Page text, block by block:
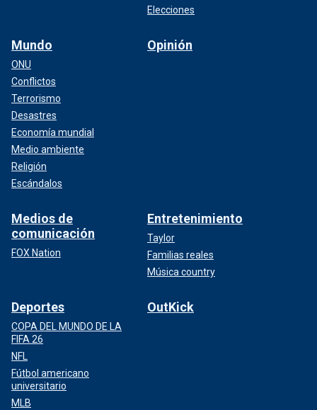
Elecciones
Mundo
ONU
Conflictos
Terrorismo
Desastres
Economía mundial
Medio ambiente
Religión
Escándalos
Opinión
Medios de
comunicación
FOX Nation
Entretenimiento
Taylor
Familias reales
Música country
Deportes
COPA DEL MUNDO DE LA
FIFA 26
NFL
Fútbol americano
universitario
MLB
OutKick